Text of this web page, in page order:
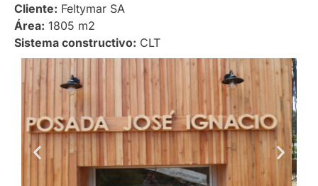
Cliente: Feltymar SA
Área: 1805 m2
Sistema constructivo: CLT